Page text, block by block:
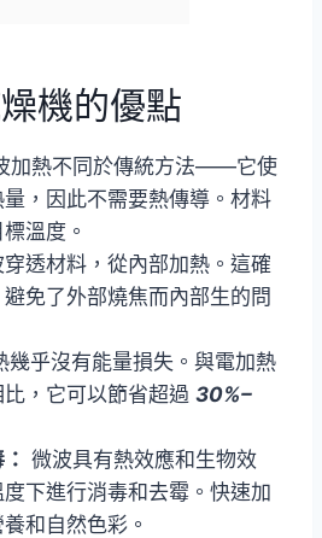
機的優點
加熱不同於傳統方法——它使
，因此不需要熱傳導。材料
溫度。
透材料，從內部加熱。這確
免了外部燒焦而內部生的問
幾乎沒有能量損失。與電加熱
，它可以節省超過 30%–
微波具有熱效應和生物效
下進行消毒和去霉。快速加
和自然色彩。